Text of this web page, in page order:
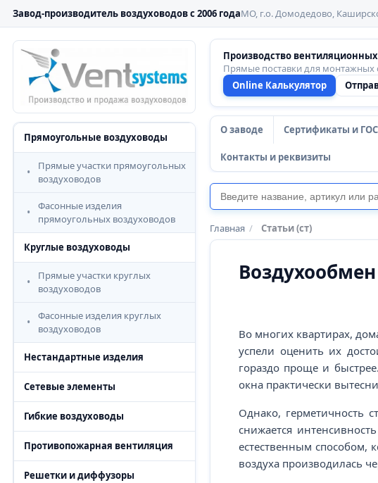
Завод-производитель воздуховодов с 2006 годаМО, г.о. Домодедово,
Прямоугольные воздуховоды
Прямые участки прямоугольных
воздуховодов
Фасонные изделия
прямоугольных воздуховодов
Круглые воздуховоды
Прямые участки круглых
воздуховодов
Фасонные изделия круглых
воздуховодов
Нестандартные изделия
Сетевые элементы
Гибкие воздуховоды
Противопожарная вентиляция
Решетки и диффузоры
Производство
Прямые поставки для монтажных
Online Калькулятор
О заводе Сертификаты и
Контакты и реквизиты
Главная / Статьи (ст)
Во многих квартирах,
успели оценить их
гораздо проще и
окна практически
Однако, герметичность
снижается
естественным способом,
воздуха производилась